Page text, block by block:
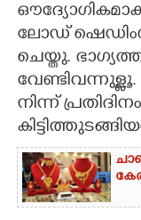
ലോഡ്
ചെയ്തു.
നിന്ന്